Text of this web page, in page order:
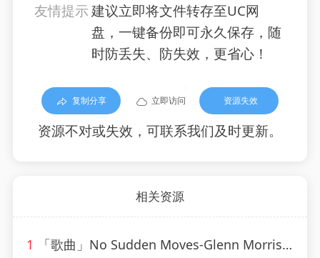
友情提示建议立即将文件转存至UC网
盘，一键备份即可永久保存，随
时防丢失、防失效，更省心！
复制分享 立即访问 资源失效
资源不对或失效，可联系我们及时更新。
相关资源
1 「歌曲」No Sudden Moves-Glenn Morrison